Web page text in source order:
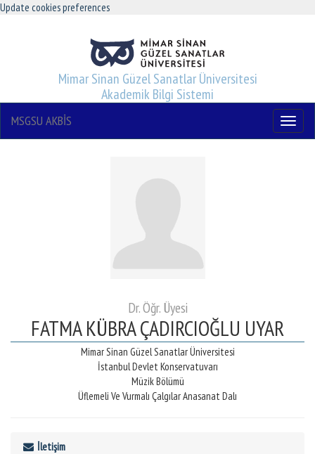
Update cookies preferences
Mimar Sinan Güzel Sanatlar Üniversitesi
Akademik Bilgi Sistemi
Menu
MSGSU AKBİS
Dr. Öğr. Üyesi
FATMA KÜBRA ÇADIRCIOĞLU UYAR
Mimar Sinan Güzel Sanatlar Üniversitesi
İstanbul Devlet Konservatuvarı
Müzik Bölümü
Üflemeli Ve Vurmalı Çalgılar Anasanat Dalı
İletişim